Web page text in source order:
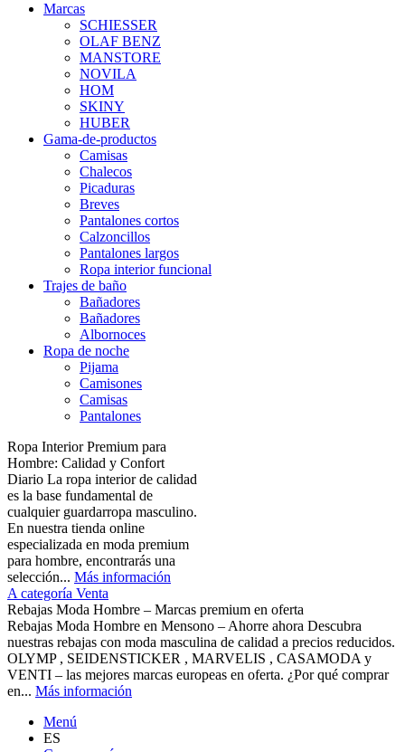
Marcas
SCHIESSER
OLAF BENZ
MANSTORE
NOVILA
HOM
SKINY
HUBER
Gama-de-productos
Camisas
Chalecos
Picaduras
Breves
Pantalones cortos
Calzoncillos
Pantalones largos
Ropa interior funcional
Trajes de baño
Bañadores
Bañadores
Albornoces
Ropa de noche
Pijama
Camisones
Camisas
Pantalones
Ropa Interior Premium para
Hombre: Calidad y Confort
Diario La ropa interior de calidad
es la base fundamental de
cualquier guardarropa masculino.
En nuestra tienda online
especializada en moda premium
para hombre, encontrarás una
selección... Más información
A categoría Venta
Rebajas Moda Hombre – Marcas premium en oferta
Rebajas Moda Hombre en Mensono – Ahorre ahora Descubra
nuestras rebajas con moda masculina de calidad a precios reducidos.
OLYMP , SEIDENSTICKER , MARVELIS , CASAMODA y
VENTI – las mejores marcas europeas en oferta. ¿Por qué comprar
en... Más información
Menú
ES